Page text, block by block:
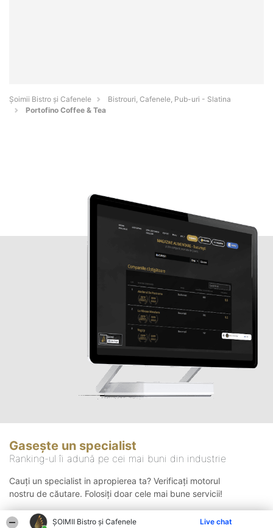
ȘOIMII Bistro și Cafenele Live chat
Șoimii Bistro și Cafenele
Bistrouri, Cafenele, Pub-uri - Slatina
Portofino Coffee & Tea
Gasește un specialist
Ranking-ul îi adună pe cei mai buni din industrie
Cauți un specialist in apropierea ta? Verificați motorul
nostru de căutare. Folosiți doar cele mai bune servicii!